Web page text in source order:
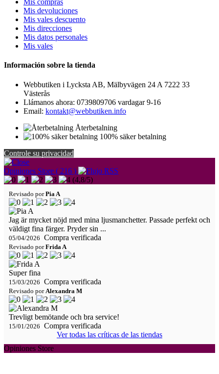
Mis compras
Mis devoluciones
Mis vales descuento
Mis direcciones
Mis datos personales
Mis vales
Información sobre la tienda
Webbutiken i Lycksta AB, Mälbyvägen 24 A 7222 33
Västerås
Llámanos ahora: 0739809706 vardagar 9-16
Email: kontakt@webbutiken.info
Återbetalning
100% säker betalning
Controle su privacidad
Opiniones Store ( 216 )
(4,8/5)
Revisado porPia A
Jag är mycket nöjd med mina ljusmanchetter. Passade perfekt och
väldigt fina färger. Pryder sin ...
05/04/2026 Compra verificada
Revisado porFrida A
Super fina
15/03/2026 Compra verificada
Revisado por Alexandra M
Trevligt bemötande och bra service!
15/01/2026 Compra verificada
Ver todas las críticas de las tiendas
Opiniones Store